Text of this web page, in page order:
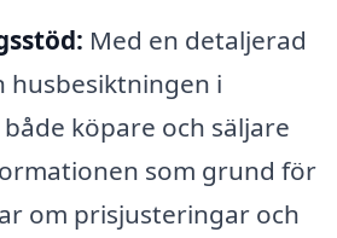
Med en detaljerad
i
köpare och säljare
som grund för
om prisjusteringar och